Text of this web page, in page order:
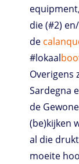
die (#2)
de
#lokaal
Overigens
Sardegna
de
(be)kijken
al die
moeite